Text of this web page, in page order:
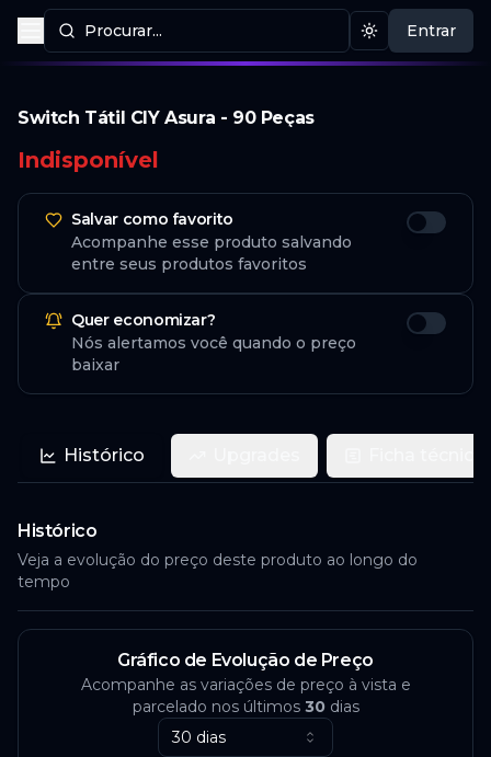
Procurar...
Procurar produtos Mudar tema
Entrar
Switch Tátil CIY Asura - 90 Peças
Indisponível
Salvar como favorito
Acompanhe esse produto salvando
entre seus produtos favoritos
Quer economizar?
Nós alertamos você quando o preço
baixar
Histórico
Histórico
Veja a evolução do preço deste produto ao longo do
tempo
Gráfico de Evolução de Preço
Acompanhe as variações de preço à vista e
parcelado nos últimos 30dias
30 dias